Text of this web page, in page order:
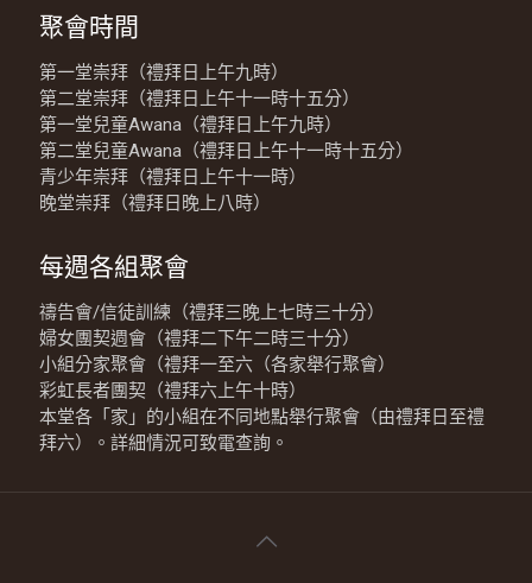
聚會時間
第一堂崇拜（禮拜日上午九時）
第二堂崇拜（禮拜日上午十一時十五分）
第一堂兒童Awana（禮拜日上午九時）
第二堂兒童Awana（禮拜日上午十一時十五分）
青少年崇拜（禮拜日上午十一時）
晚堂崇拜（禮拜日晚上八時）
每週各組聚會
禱告會/信徒訓練（禮拜三晚上七時三十分）
婦女團契週會（禮拜二下午二時三十分）
小組分家聚會（禮拜一至六（各家舉行聚會）
彩虹長者團契（禮拜六上午十時）
本堂各「家」的小組在不同地點舉行聚會（由禮拜日至禮
拜六）。詳細情況可致電查詢。